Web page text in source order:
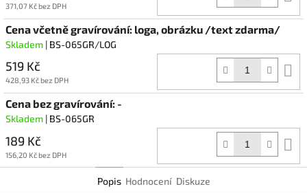
371,07 Kč bez DPH
Cena včetně gravírování: loga, obrázku /text zdarma/
Skladem | BS-065GR/LOG
519 Kč
428,93 Kč bez DPH
Cena bez gravírování: -
Skladem | BS-065GR
189 Kč
156,20 Kč bez DPH
Popis Hodnocení Diskuze